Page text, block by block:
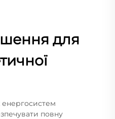
для
повну